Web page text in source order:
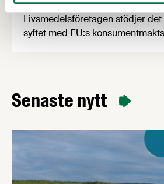
Livsmedelsföretagen stödjer
syftet med EU:s
upprepade möten vägrar
kring övergångsregler. Därför ger
till medlemsföretagen.
Senaste nytt